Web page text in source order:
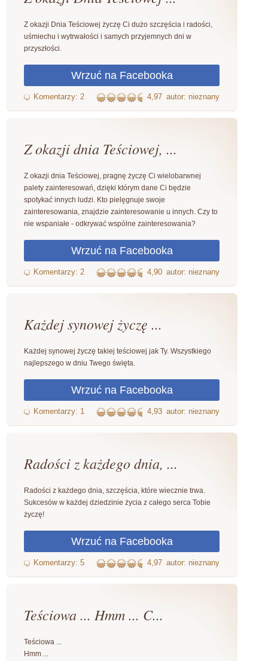
Z okazji Dnia Teściowej życzę Ci dużo szczęścia i radości,
uśmiechu i wytrwałości i samych przyjemnych dni w
przyszłości.
4,97 autor: nieznany
Z okazji dnia Teściowej, ...
Z okazji dnia Teściowej, pragnę życzę Ci wielobarwnej
palety zainteresowań, dzięki którym dane Ci będzie
spotykać innych ludzi. Kto pielęgnuje swoje
zainteresowania, znajdzie zainteresowanie u innych. Czy to
nie wspaniałe - odkrywać wspólne zainteresowania?
4,90 autor: nieznany
Każdej synowej życzę ...
Każdej synowej życzę takiej teściowej jak Ty. Wszystkiego
najlepszego w dniu Twego święta.
4,93 autor: nieznany
Radości z każdego dnia, ...
Radości z każdego dnia, szczęścia, które wiecznie trwa.
Sukcesów w każdej dziedzinie życia z całego serca Tobie
życzę!
4,97 autor: nieznany
Teściowa ... Hmm ... C...
Teściowa ...
Hmm ...